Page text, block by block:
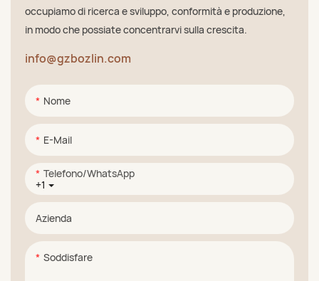
occupiamo di ricerca e sviluppo, conformità e produzione,
in modo che possiate concentrarvi sulla crescita.
info@gzbozlin.com
Nome
E-Mail
+1
Telefono/WhatsApp
Azienda
Soddisfare